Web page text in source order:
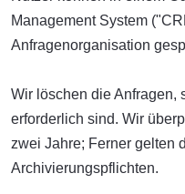
Management System
Anfragenorganisation
Wir löschen die Anfragen,
erforderlich sind. Wir
zwei Jahre; Ferner gelten
Archivierungspflichten.